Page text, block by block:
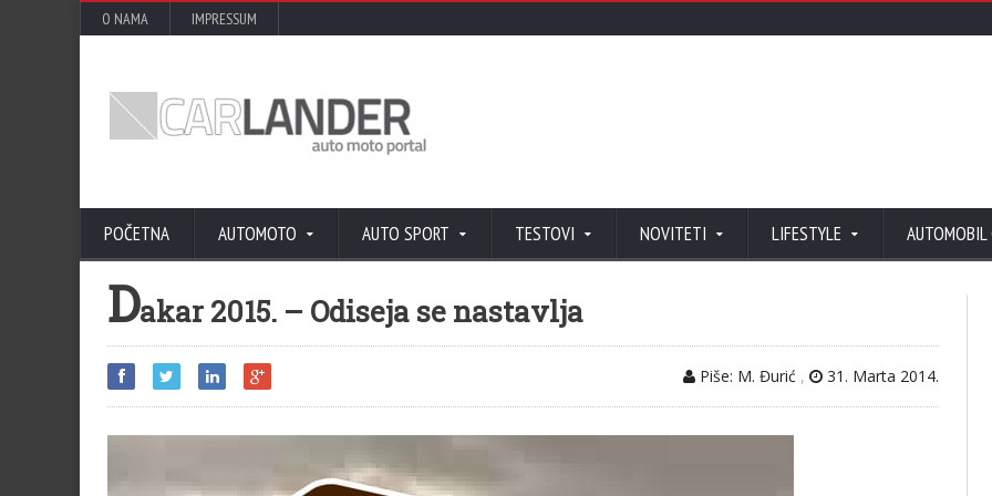
O NAMA IMPRESSUM
POČETNA AUTOMOTO AUTO SPORT TESTOVI NOVITETI LIFESTYLE AUTOMOBIL
Dakar 2015. – Odiseja se nastavlja
Piše: M. Đurić , 31. Marta 2014.